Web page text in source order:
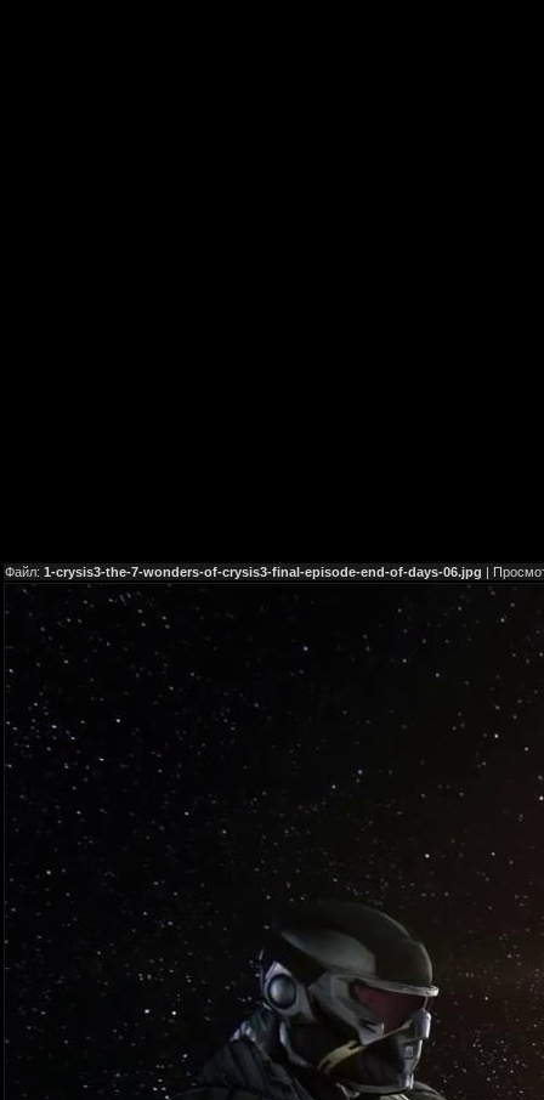
Файл: 1-crysis3-the-7-wonders-of-crysis3-final-episode-end-of-days-06.jpg |